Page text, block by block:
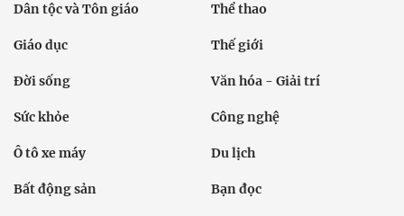
Dân tộc và Tôn giáo Thể thao
Giáo dục Thế giới
Đời sống Văn hóa - Giải trí
Sức khỏe Công nghệ
Ô tô xe máy Du lịch
Bất động sản Bạn đọc